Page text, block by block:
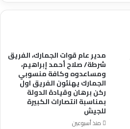
مدير عام قوات الجمارك، الفريق
شرطة/ صلاح أحمد إبراهيم،
ومساعدوه وكافة منسوبي
الجمارك يهنئون الفريق اول
ركن برهان وقيادة الدولة
بمناسبة انتصارات الكبيرة
للجيش
منذ أسبوعين